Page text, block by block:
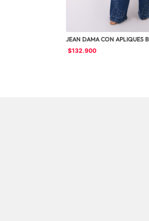
JEAN DAMA CON APLIQUES
$132.900